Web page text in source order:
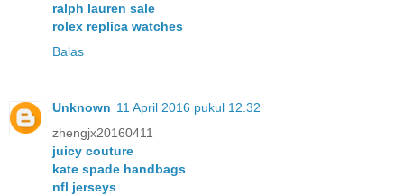
ralph lauren sale
rolex replica watches
Balas
Unknown 11 April 2016 pukul 12.32
zhengjx20160411
juicy couture
kate spade handbags
nfl jerseys